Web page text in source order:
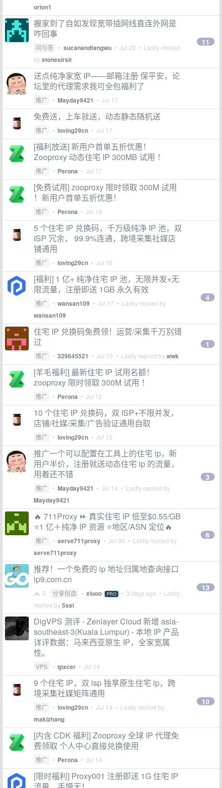
orion1
搬家到了自如发现宽带插网线直连外网是
咋回事
问与答 • sucanandtangwu • Jul 20 • Lastly replied
bystonesirsir
11
送点纯净家宽 IP——邮箱注册 保平安，论
坛里的代理需求我可全包福利了
推广 • Mayday9421 • Jul 17
免费送，上车就送，动态静态随机送
推广 • loving29cn • Jul 17
[福利放送] 新用户首单五折优惠！
Zooproxy 动态住宅 IP 300MB 试用 ！
推广 • Perona • Jul 17
[免费试用] zooproxy 限时领取 300M 试用
！新用户首单五折优惠！
推广 • Perona • Jul 16
5 个住宅 IP 兑换码，千万级纯净 IP 池，双
ISP 冗余， 99.9%连通，跨境采集社媒店
铺通用
推广 • loving29cn • Jul 16
[福利] 1 亿+ 纯净住宅 IP 池，无限并发+无
限流量，注册即送 1GB 永久有效
推广 • wansan109 • Jul 17 • Lastly replied by
wansan109
4
住宅 IP 兑换码免费领！运营/采集千万别错
过
推广 • 329645521 • Jul 15 • Lastly replied bywwk
1
[羊毛福利] 最新住宅 IP 试用名额！
zooproxy 限时领取 300M 试用 ！
推广 • Perona • Jul 15
10 个住宅 IP 兑换码，双 ISP+不限并发，
店铺/社媒/采集/广告验证通用自取
推广 • loving29cn • Jul 15
推广一个可以配置在工具上的住宅 ip，新
用户半价，注册就送动态住宅 ip 的流量，
用着还不错
推广 • Mayday9421 • Jul 14 • Lastly replied by
Mayday9421
3
🔥 711Proxy ⏩ 真实住宅 IP 低至$0.55/GB
⭐1 亿＋纯净 IP 资源 ⭐地区/ASN 定位🔥
推广 • serve711proxy • Jul 30 • Lastly replied by
serve711proxy
6
推荐！一个免费的 ip 地址归属地查询接口
ip9.com.cn
2 分享创造 • xiuoo PRO • 3 days ago • Lastly
replied by5ssl
13
DigVPS 测评 - Zenlayer Cloud 新增 asia-
southeast-3(Kuala Lumpur) - 本地 IP 产品
详评数据：马来西亚原生 IP，全家宽属
性。
VPS • tpxcer • Jul 14
9 个住宅 IP，双 isp 独享原生住宅 ip，跨
境采集社媒矩阵通用
推广 • loving29cn • Jul 14 • Lastly replied by
makizhang
10
[内含 CDK 福利] Zooproxy 全球 IP 代理免
费领取 个人中心直接兑换使用
推广 • Perona • Jul 14
[限时福利] Proxy001 注册即送 1G 住宅 IP